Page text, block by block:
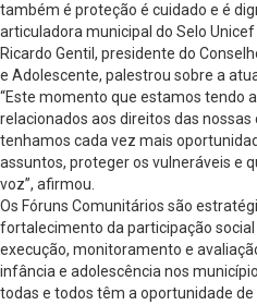
também é proteção é cuidado e é
articuladora municipal do Selo
Ricardo Gentil, presidente do
e Adolescente, palestrou sobre a
“Este momento que estamos tendo
relacionados aos direitos das nossas
tenhamos cada vez mais
assuntos, proteger os vulneráveis e
voz”, afirmou.
Os Fóruns Comunitários são
fortalecimento da participação
execução, monitoramento e
infância e adolescência nos
todas e todos têm a oportunidade